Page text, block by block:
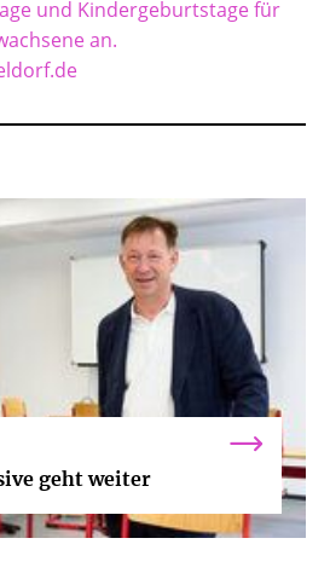
und Kindergeburtstage für
an.
geht weiter